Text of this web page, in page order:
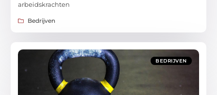
arbeidskrachten
Bedrijven
BEDRIJVEN